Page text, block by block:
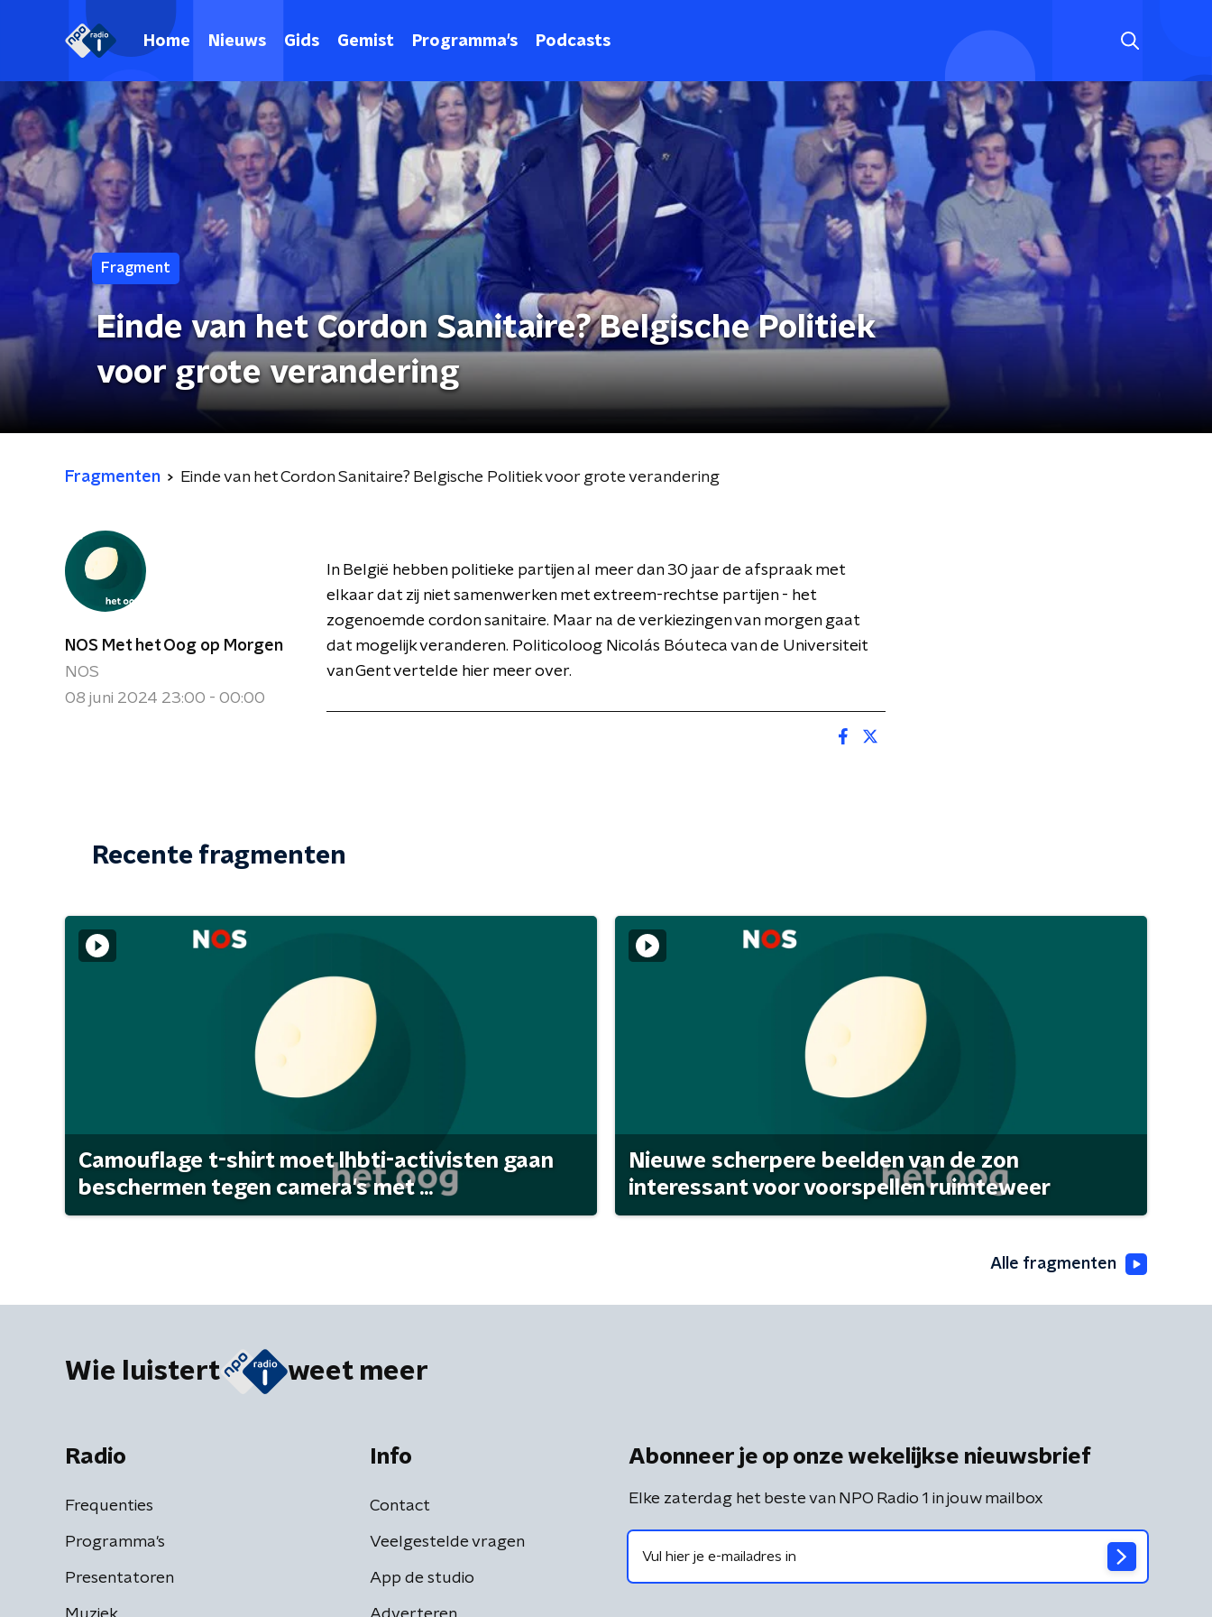
Home Nieuws Gids Gemist Programma's Podcasts
Fragment
Einde van het Cordon Sanitaire? Belgische Politiek
voor grote verandering
Fragmenten Einde van het Cordon Sanitaire? Belgische Politiek voor grote verandering
NOS Met het Oog op Morgen
NOS
08 juni 2024 23:00 - 00:00
In België hebben politieke partijen al meer dan 30 jaar de afspraak met
elkaar dat zij niet samenwerken met extreem-rechtse partijen - het
zogenoemde cordon sanitaire. Maar na de verkiezingen van morgen gaat
dat mogelijk veranderen. Politicoloog Nicolás Bóuteca van de Universiteit
van Gent vertelde hier meer over.
Recente fragmenten
Camouflage t-shirt moet lhbti-activisten gaan
beschermen tegen camera's met ...
Nieuwe scherpere beelden van de zon
interessant voor voorspellen ruimteweer
Alle fragmenten
Wie luistert weet meer
Radio
Frequenties
Programma's
Presentatoren
Info
Contact
Veelgestelde vragen
App de studio
Abonneer je op onze wekelijkse nieuwsbrief
Elke zaterdag het beste van NPO Radio 1 in jouw mailbox